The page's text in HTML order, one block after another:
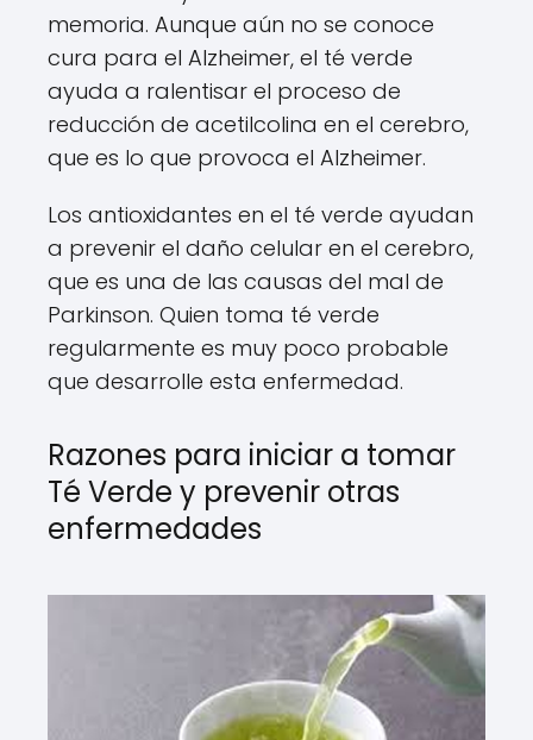
memoria. Aunque aún no se conoce
cura para el Alzheimer, el té verde
ayuda a ralentisar el proceso de
reducción de acetilcolina en el cerebro,
que es lo que provoca el Alzheimer.
Los antioxidantes en el té verde ayudan
a prevenir el daño celular en el cerebro,
que es una de las causas del mal de
Parkinson. Quien toma té verde
regularmente es muy poco probable
que desarrolle esta enfermedad.
Razones para iniciar a tomar
Té Verde y prevenir otras
enfermedades